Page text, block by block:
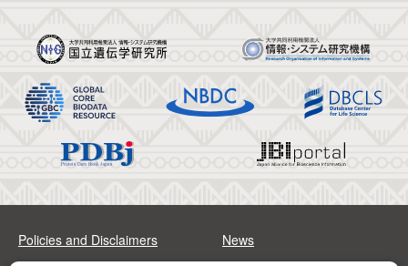
Policies and Disclaimers News